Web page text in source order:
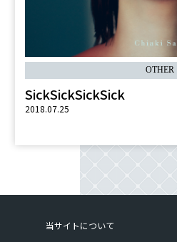
OTHER
SickSickSickSick
2018.07.25
当サイトについて